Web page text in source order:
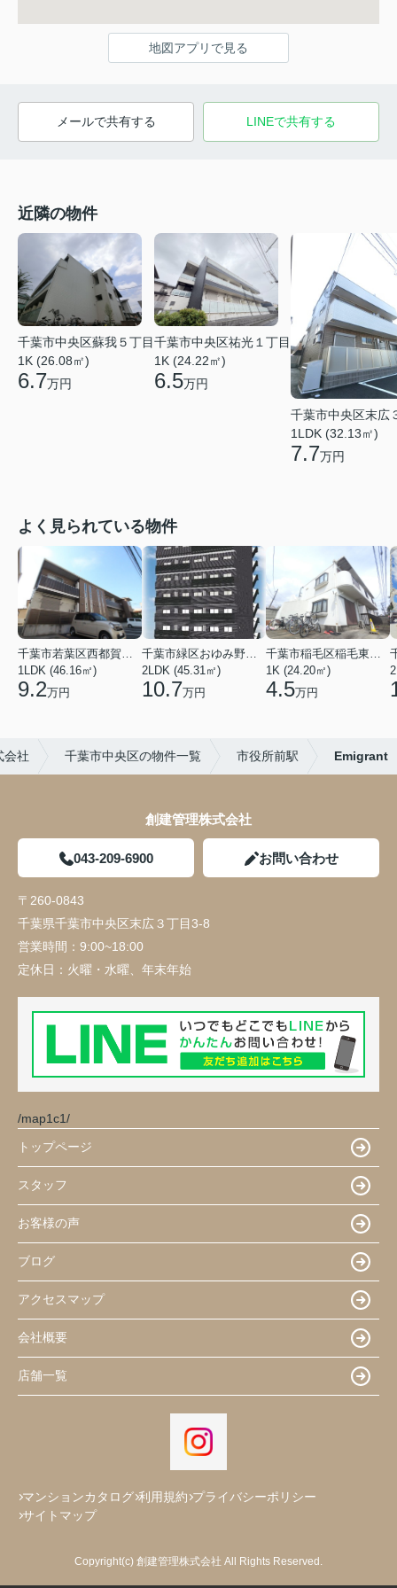
地図アプリで見る
メールで共有する LINEで共有する
近隣の物件
千葉市中央区蘇我５丁目
1K (26.08㎡)
6.7万円
千葉市中央区祐光１丁目
1K (24.22㎡)
6.5万円
千葉市中央区末広
1LDK (32.13㎡)
7.7万円
よく見られている物件
1LDK (46.16㎡)
9.2万円
2LDK (45.31㎡)
10.7万円
1K (24.20㎡)
4.5万円
会社 千葉市中央区の物件一覧 市役所前駅 Emigrant
創建管理株式会社
043-209-6900 お問い合わせ
〒260-0843
千葉県千葉市中央区末広３丁目3-8
営業時間： 9:00~18:00
定休日： 火曜・水曜、年末年始
/map1c1/
トップページ
スタッフ
お客様の声
ブログ
アクセスマップ
会社概要
店舗一覧
マンションカタログ 利用規約 プライバシーポリシー
サイトマップ
Copyright(c) 創建管理株式会社 All Rights Reserved.